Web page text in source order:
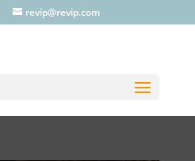
revip@revip.com